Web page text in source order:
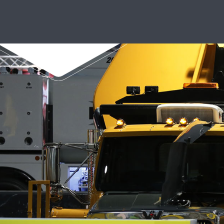
ENAEX: LIGAÇÕES MAIS FORTES
FRAGMENTADOR
MEIO AMBIENTE NO BRASIL